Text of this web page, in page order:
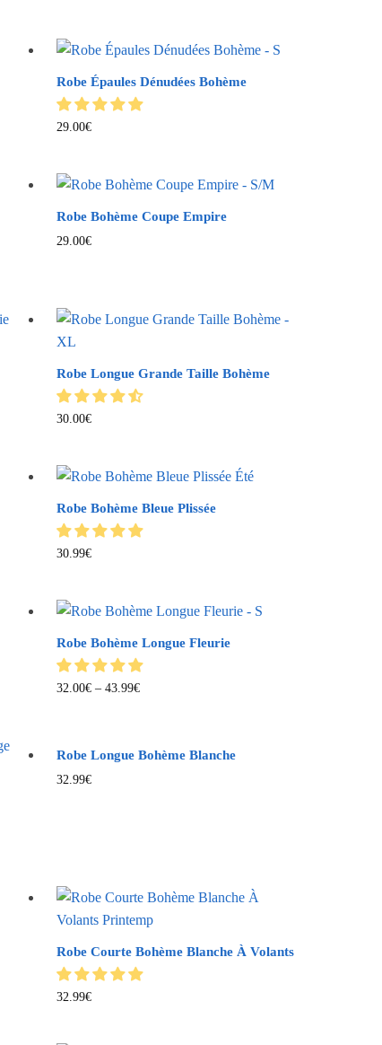
Robe Épaules Dénudées Bohème
29.00€
Robe Bohème Coupe Empire
29.00€
Robe Longue Grande Taille Bohème
30.00€
Robe Bohème Bleue Plissée
30.99€
Robe Bohème Longue Fleurie
32.00€– 43.99€
Robe Longue Bohème Blanche
32.99€
Robe Courte Bohème Blanche À Volants
32.99€